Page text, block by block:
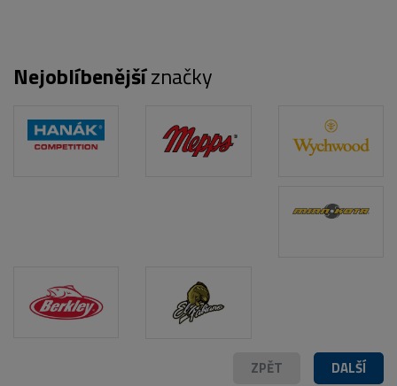
Nejoblíbenějšíznačky
DALŠÍ
ZPĚT